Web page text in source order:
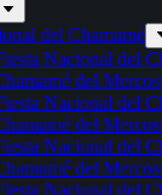
del Chamamé
Nacional del
del
Nacional del
del
Nacional del
del
Nacional del